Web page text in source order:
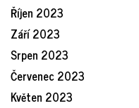
Říjen 2023
Září 2023
Srpen 2023
Červenec 2023
Květen 2023